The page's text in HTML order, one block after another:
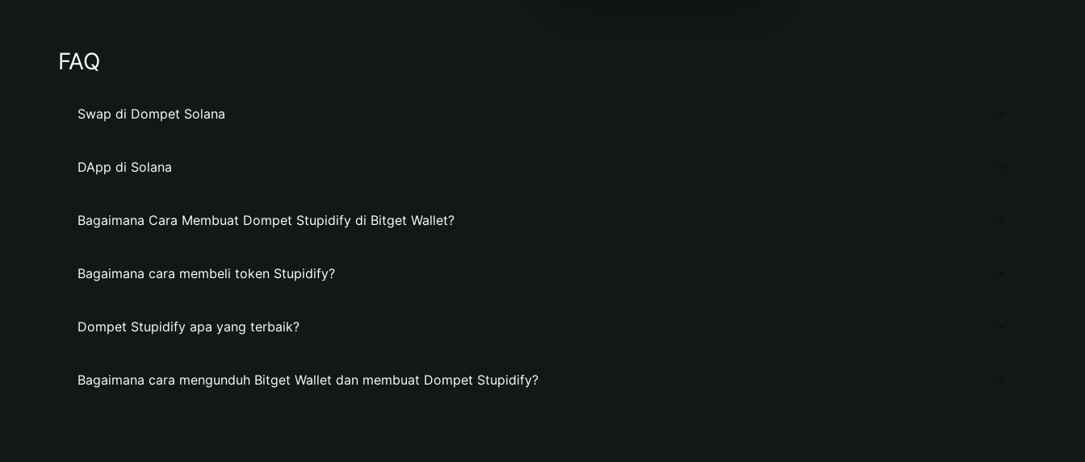
FAQ
Swap di Dompet Solana
DApp di Solana
Bagaimana Cara Membuat Dompet Stupidify di Bitget Wallet?
Bagaimana cara membeli token Stupidify?
Dompet Stupidify apa yang terbaik?
Bagaimana cara mengunduh Bitget Wallet dan membuat Dompet Stupidify?